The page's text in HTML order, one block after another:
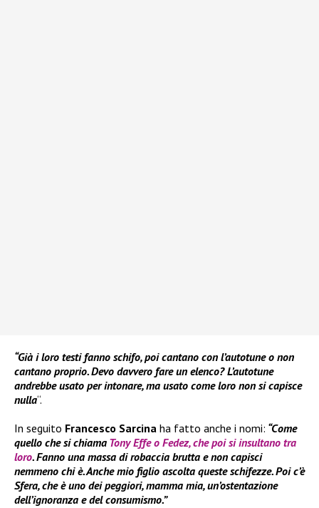
“Già i loro testi fanno schifo, poi cantano con l’autotune o non
cantano proprio. Devo davvero fare un elenco? L’autotune
andrebbe usato per intonare, ma usato come loro non si capisce
nulla“.
In seguito Francesco Sarcina ha fatto anche i nomi: “Come
quello che si chiama Tony Effe o Fedez, che poi si insultano tra
loro. Fanno una massa di robaccia brutta e non capisci
nemmeno chi è. Anche mio figlio ascolta queste schifezze. Poi c’è
Sfera, che è uno dei peggiori, mamma mia, un’ostentazione
dell’ignoranza e del consumismo.”